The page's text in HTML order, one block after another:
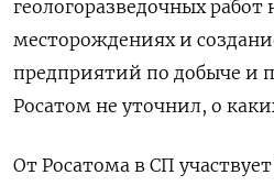
‌геологоразведочных
месторождениях и
предприятий по добыче и
Росатом не уточнил, ​о
От Росатома ‌в СП